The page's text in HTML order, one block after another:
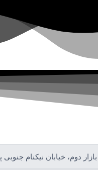
بازار دوم، خیابان نیکنام جنوبی